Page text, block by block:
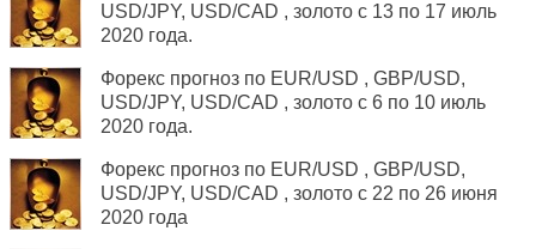
USD/JPY, USD/САD , золото с 13 по 17 июль
2020 года.
Форекс прогноз по EUR/USD , GBP/USD,
USD/JPY, USD/САD , золото с 6 по 10 июль
2020 года.
Форекс прогноз по EUR/USD , GBP/USD,
USD/JPY, USD/САD , золото с 22 по 26 июня
2020 года